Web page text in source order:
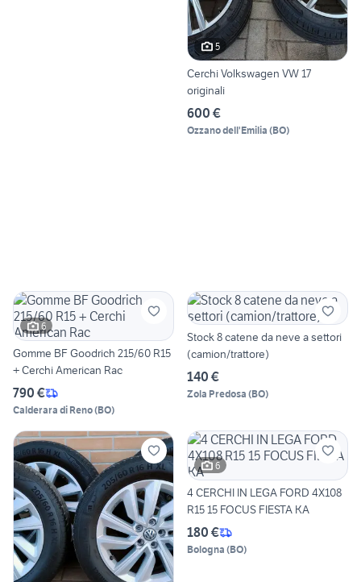
5
Cerchi Volkswagen VW 17
originali
600 €
Ozzano dell'Emilia (BO)
6
Gomme BF Goodrich 215/60 R15
+ Cerchi American Rac
790 €
Calderara di Reno(BO)
Stock 8 catene da neve a settori
(camion/trattore)
140 €
Zola Predosa (BO)
6
4 CERCHI IN LEGA FORD 4X108
R15 15 FOCUS FIESTA KA
180 €
Bologna (BO)